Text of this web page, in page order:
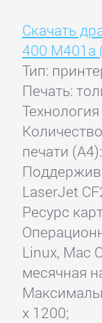
Скачать
400 M401a
Тип:
Печать:
печати
LaserJet
Ресурс
Linux, Mac
месячная
x 1200;